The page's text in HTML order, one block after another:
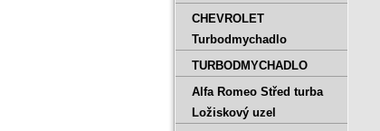
CHEVROLET
Turbodmychadlo
TURBODMYCHADLO
Alfa Romeo Střed turba
Ložiskový uzel